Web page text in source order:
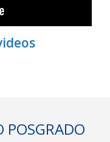
POSGRADO